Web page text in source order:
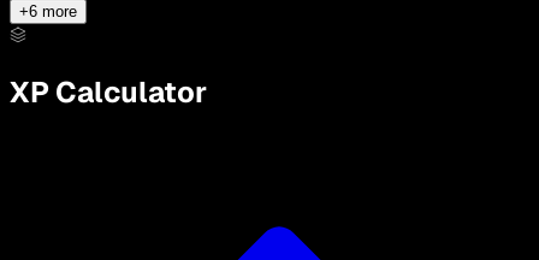
+6 more
XP Calculator